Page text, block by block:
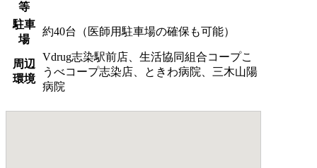
等
駐車
場
約40台（医師用駐車場の確保も可能）
周辺
環境
Vdrug志染駅前店、生活協同組合コープこ
うべコープ志染店、ときわ病院、三木山陽
病院